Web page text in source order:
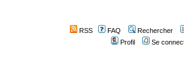
RSS FAQ
Rechercher
Profil
Se